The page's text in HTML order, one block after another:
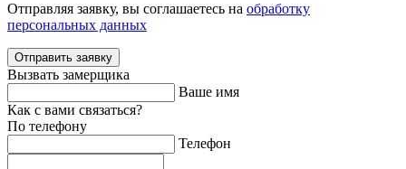
Отправляя заявку, вы соглашаетесь на обработку
персональных данных
Отправить заявку
Вызвать замерщика
Ваше имя
Как с вами связаться?
По телефону
Телефон